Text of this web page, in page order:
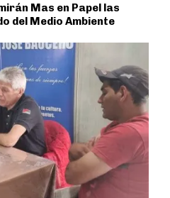
Mas en Papel las
del Medio Ambiente